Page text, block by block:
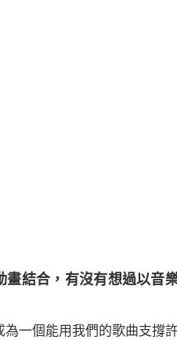
結合，有沒有想過以音
一個能用我們的歌曲支撐